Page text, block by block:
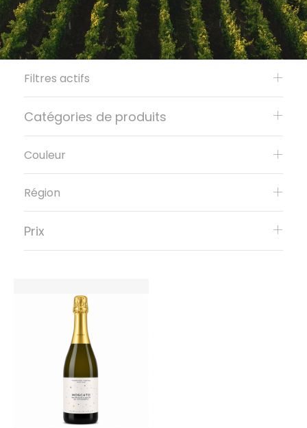
Filtres actifs
Catégories de produits
Couleur
Région
Prix